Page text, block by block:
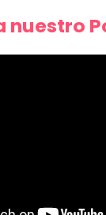
nuestro